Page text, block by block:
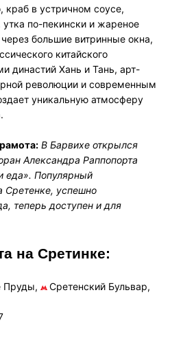
краб в устричном соусе,
по-пекински и жареное
большие витринные окна,
китайского
династий Хань и Тань, арт-
революции и современным
уникальную атмосферу
В Барвихе открылся
Александра Раппопорта
еда». Популярный
Сретенке, успешно
теперь доступен и для
на Сретинке:
Пруды,
Сретенский Бульвар,